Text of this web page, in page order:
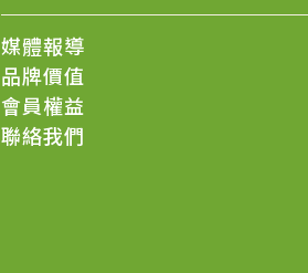
媒體報導
品牌價值
會員權益
聯絡我們